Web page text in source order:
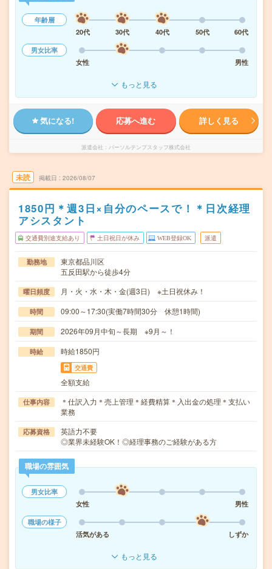
年齢層
20代
30代 40代 50代
60代
男女比率
女性
男性
もっと見る
気になる! 応募へ進む 詳しく見る
派遣会社 パーソルテンプスタッフ株式会社
未読 掲載日 2026/08/07
1850円＊週3日×自分のペースで！＊日次経理
アシスタント
交通費別途支給あり 土日祝日が休み WEB登録OK 派遣
勤務地
東京都品川区
五反田駅から徒歩4分
曜日頻度 月・火・水・木・金(週3日) ※土日祝休み！
時間 09:00～17:30(実働7時間30分 休憩1時間)
期間 2026年09月中旬～長期 ※9月～！
時給 時給1850円
交通費
全額支給
仕事内容
＊仕訳入力＊売上管理＊経費精算＊入出金の処理＊支払い
業務
応募資格
英語力不要
◎業界未経験OK！◎経理事務のご経験がある方
職場の雰囲気
男女比率
女性
男性
職場の様子
活気がある
しずか
もっと見る